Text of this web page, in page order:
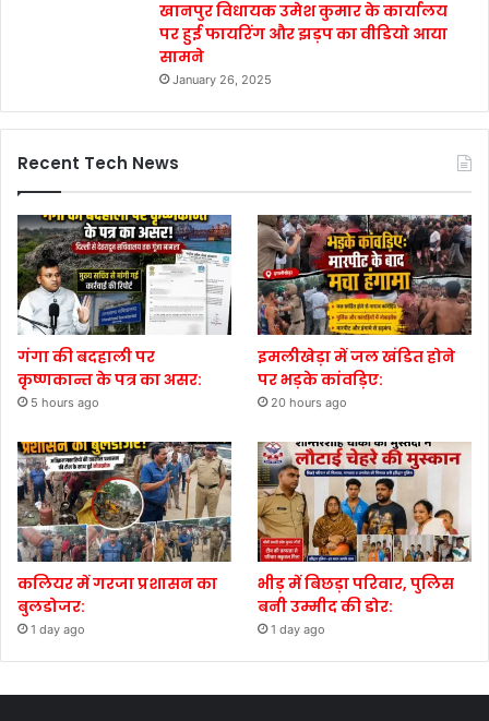
खानपुर विधायक उमेश कुमार के कार्यालय
पर हुई फायरिंग और झड़प का वीडियो आया
सामने
January 26, 2025
Recent Tech News
गंगा की बदहाली पर
कृष्णकान्त के पत्र का असर:
5 hours ago
इमलीखेड़ा में जल खंडित होने
पर भड़के कांवड़िए:
20 hours ago
कलियर में गरजा प्रशासन का
बुलडोजर:
1 day ago
भीड़ में बिछड़ा परिवार, पुलिस
बनी उम्मीद की डोर:
1 day ago